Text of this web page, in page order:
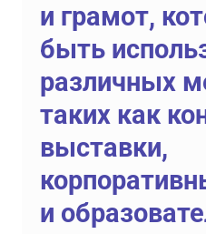
и грамот,
быть
различных
таких как
выставки,
и